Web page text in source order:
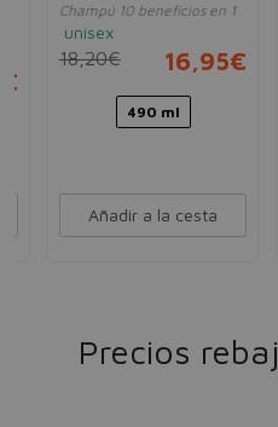
Champú 10 beneficios en 1
unisex
18,20€ 16,95€
490 ml
Añadir a la cesta
Precios